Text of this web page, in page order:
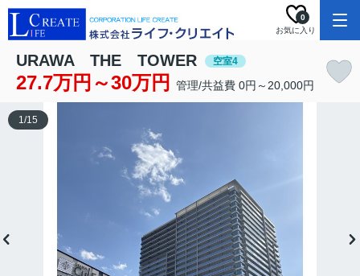
お気に入り
0
URAWA THE TOWER 空室4
27.7万円～30万円 管理/共益費 0円～20,000円
1/15